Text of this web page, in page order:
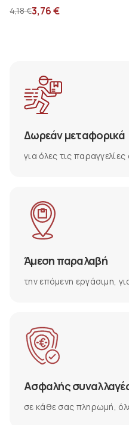
4,18€3,76€
Δωρεάν μεταφορικά
για όλες τις
Άμεση παραλαβή
την επόμενη εργάσιμη,
Ασφαλής
σε κάθε σας πληρωμή,